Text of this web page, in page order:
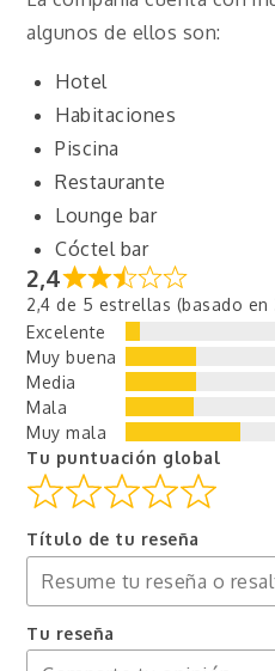
algunos de ellos son:
Hotel
Habitaciones
Piscina
Restaurante
Lounge bar
Cóctel bar
2,4
2,4 de 5 estrellas (basado en
Excelente
Muy buena
Media
Mala
Muy mala
Tu puntuación global
Título de tu reseña
Tu reseña